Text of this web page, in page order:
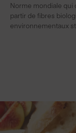
Norme mondiale qui
partir de fibres
environnementaux